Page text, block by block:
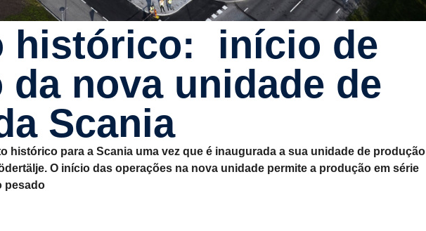
da nova unidade de
Scania
histórico para a Scania uma vez que é inaugurada a sua unidade de produção
O início das operações na nova unidade permite a produção em série
pesado